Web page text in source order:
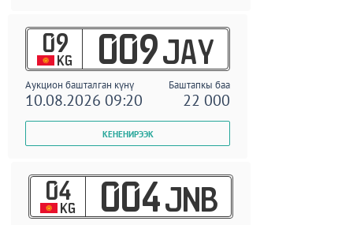
09
KG 009 JAY
Аукцион башталган күнү Баштапкы баа
10.08.2026 09:20 22 000
04
KG 004 JNB